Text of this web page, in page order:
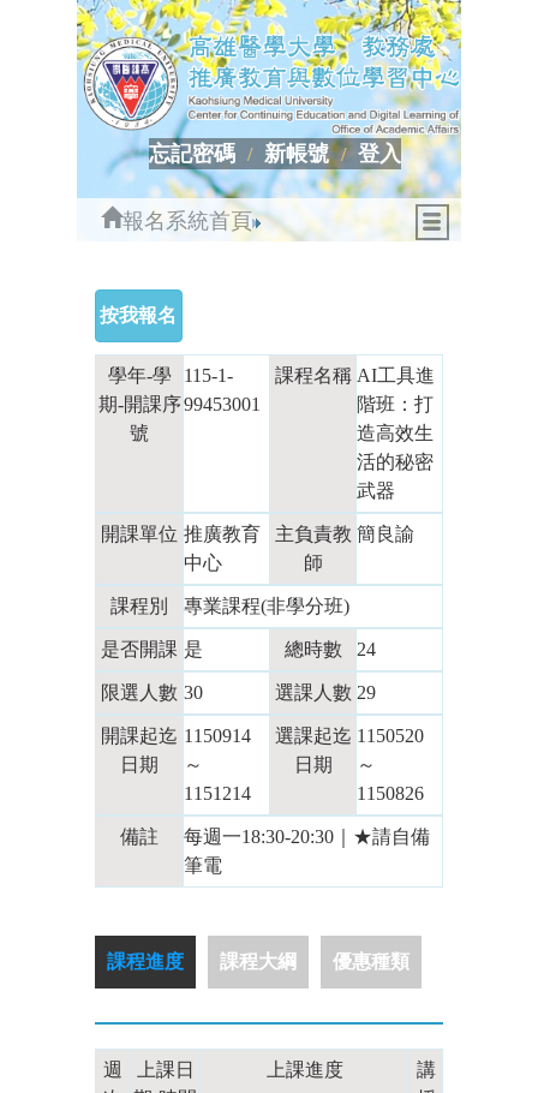
忘記密碼 新帳號 登入
報名系統首頁
學年-學
期-開課序
號
115-1-
99453001
課程名稱 AI工具進
階班：打
造高效生
活的秘密
武器
開課單位 推廣教育
中心
主負責教
師
簡良諭
課程別 專業課程(非學分班)
是否開課 是 總時數 24
限選人數 30 選課人數 29
開課起迄
日期
1150914
～
1151214
選課起迄
日期
1150520
～
1150826
備註
每週一18:30-20:30｜★請自備
筆電
課程進度 課程大綱 優惠種類
週
上課日
上課進度
講